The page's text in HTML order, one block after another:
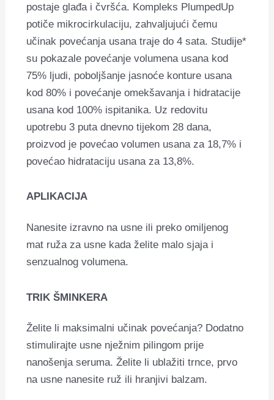
postaje glađa i čvršća. Kompleks PlumpedUp
potiče mikrocirkulaciju, zahvaljujući čemu
učinak povećanja usana traje do 4 sata. Studije*
su pokazale povećanje volumena usana kod
75% ljudi, poboljšanje jasnoće konture usana
kod 80% i povećanje omekšavanja i hidratacije
usana kod 100% ispitanika. Uz redovitu
upotrebu 3 puta dnevno tijekom 28 dana,
proizvod je povećao volumen usana za 18,7% i
povećao hidrataciju usana za 13,8%.
APLIKACIJA
Nanesite izravno na usne ili preko omiljenog
mat ruža za usne kada želite malo sjaja i
senzualnog volumena.
TRIK ŠMINKERA
Želite li maksimalni učinak povećanja? Dodatno
stimulirajte usne nježnim pilingom prije
nanošenja seruma. Želite li ublažiti trnce, prvo
na usne nanesite ruž ili hranjivi balzam.